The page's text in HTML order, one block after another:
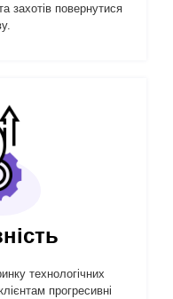
захотів повернутися
технологічних
прогресивні